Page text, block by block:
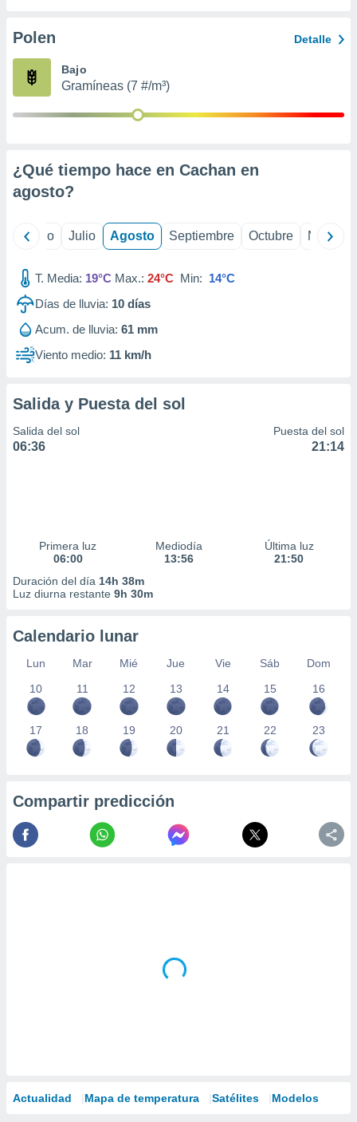
e
mediante
de
1199
Polen Detalle
Bajo
Gramíneas (7 #/m³)
¿Qué tiempo hace en Cachan en
agosto?
Junio Julio Agosto Septiembre Octubre
T. Media: 19°C Max.: 24°C Min: 14°C
Días de lluvia: 10 días
Acum. de lluvia: 61 mm
Viento medio: 11 km/h
Salida y Puesta del sol
Salida del sol
06:36
Puesta del sol
21:14
Primera luz
06:00
Mediodía
13:56
Última luz
21:50
Duración del día 14h 38m
Luz diurna restante 9h 30m
Calendario lunar
Lun Mar Mié Jue Vie Sáb
Dom
10
11 12 13 14 15 16
17 18 19 20 21 22 23
Compartir predicción
Actualidad Mapa de temperatura Satélites Modelos